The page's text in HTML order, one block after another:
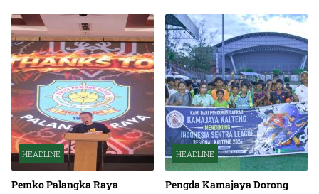
HEADLINE
Pemko Palangka Raya
HEADLINE
Pengda Kamajaya Dorong